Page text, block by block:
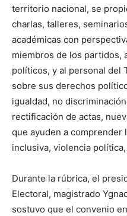
territorio nacional, se
charlas, talleres,
académicas con
miembros de los partidos,
políticos, y al personal del
sobre sus derechos
igualdad, no
rectificación de actas,
que ayuden a comprender
inclusiva, violencia
Durante la rúbrica, el
Electoral, magistrado
sostuvo que el convenio